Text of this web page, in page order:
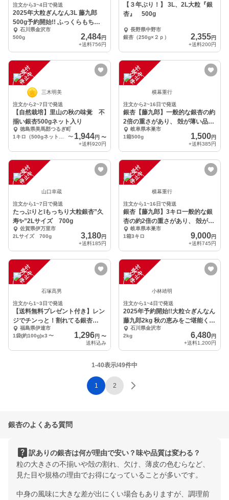
注文から3~4日で発送
2025年大粒ぎんなん3L 藤九郎
500g予約開始!! ふっくらもちも
ち!石川県金沢市
500g
2,484円
+送料756円
【３年ぶり！】 3L、2L大粒『銀
杏』 500g
長野県中野市
銀杏（250g×２ｐ）
2,355円
+送料200円
注
文
受
付
停
止
中
三木明美
注文から2~7日で発送
【自然栽培】里山の秋の味覚 不
揃い銀杏500gネット入り
徳島県美馬郡つるぎ町
〜 1,944円 〜
+送料920円
注
文
受
付
停
止
中
横幕重行
注文から2~16日で発送
銀杏【藤九郎】一般的な銀杏の約
2倍の重さがあり、 殻が薄い品種
です岐阜県本巣市
1箱500g
1,500円
+送料385円
注
文
受
付
停
止
中
山口幸蔵
注文から1~7日で発送
たっぷりと❕もっちり大粒銀杏”久
寿✨”2Lサイズ 700g
佐賀県伊万里市
2Lサイズ 700g
3,180円
+送料185円
注
文
受
付
停
止
中
横幕重行
注文から1~16日で発送
銀杏【藤九郎】3キロ一般的な銀
杏の約2倍の重さがあり、 殻が薄
い品種です
岐阜県本巣市
1箱3キロ
9,000円
+送料745円
注
文
受
付
停
止
中
石塚髙男
注文から1~3日で発送
【送料無料プレゼント付き】レン
ジでチンっと！割れてる銀杏
(100g)x3〜
福島県伊達市
1袋(約100g)x3 〜 1,296円 〜
送料込み
注
文
受
付
停
止
中
小林靖明
注文から1~4日で発送
2025年予約開始!!大粒☆ぎんなん
藤九郎2kg 秋の恵みをご堪能くだ
さい☆
石川県金沢市
2kg
6,480円
+送料1,200円
1-40表示/49件中
1 2
銀杏のよくある質問
live_help訳ありの銀杏は何が理由で安い？味や品質は変わる？
粒の大きさの不揃いや殻の割れ、欠け、薄皮の色むらなど、
見た目や規格の理由でお得になっていることが多いです。
中身の風味に大きな差が出にくい場合もありますが、調理前